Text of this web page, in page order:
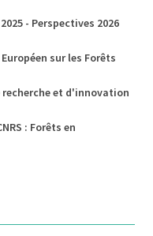
- Perspectives 2026
sur les Forêts
recherche et d'innovation
: Forêts en